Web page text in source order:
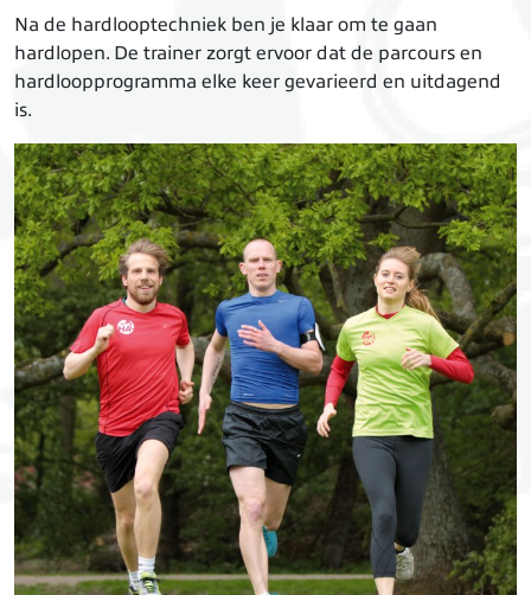
Na de hardlooptechniek ben je klaar om te gaan
hardlopen. De trainer zorgt ervoor dat de parcours en
hardloopprogramma elke keer gevarieerd en uitdagend
is.